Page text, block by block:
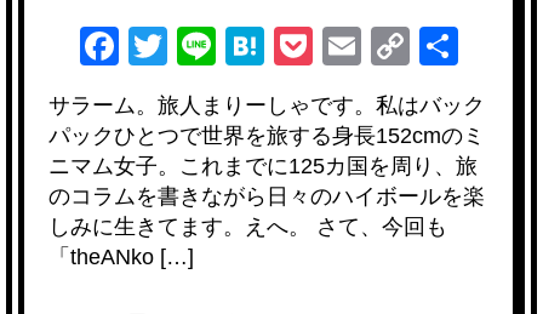
F
c
e
b
o
o
T
wi
tt
er
Li
n
e
H
at
e
n
a
P
o
ck
et
E
m
ail
C
o
p
y
Li
n
有
サラーム。旅人まりーしゃです。私はバック
パックひとつで世界を旅する身長152cmのミ
ニマム女子。これまでに125カ国を周り、旅
のコラムを書きながら日々のハイボールを楽
しみに生きてます。えへ。 さて、今回も
「theANko […]